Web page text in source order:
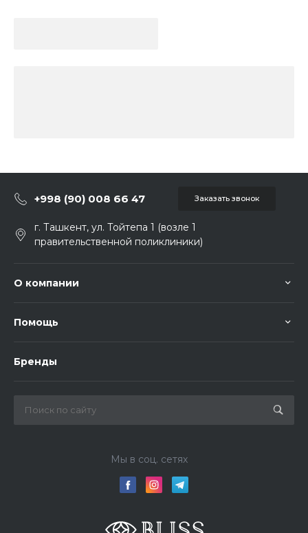
+998 (90) 008 66 47 Заказать звонок
г. Ташкент, ул. Тойтепа 1 (возле 1
правительственной поликлиники)
О компании
Помощь
Бренды
Мы в соц. сетях